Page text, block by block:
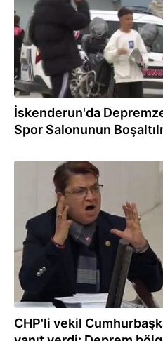
İskenderun'da
Spor Salonunun
10.03.2023
CHP'li vekil